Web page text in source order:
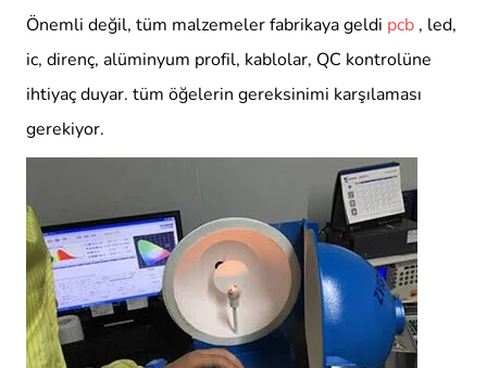
Önemli değil, tüm malzemeler fabrikaya geldi pcb , led,
ic, direnç, alüminyum profil, kablolar, QC kontrolüne
ihtiyaç duyar. tüm öğelerin gereksinimi karşılaması
gerekiyor.